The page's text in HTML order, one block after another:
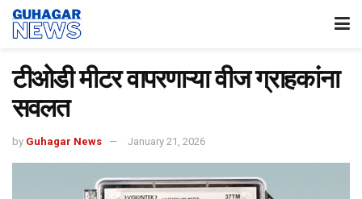
टीओडी मीटर वापरणाऱ्या वीज ग्राहकांना
सवलत
by Guhagar News January 21, 2026